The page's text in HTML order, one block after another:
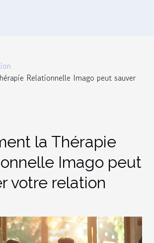
Relationnelle Imago peut sauver
la Thérapie
Imago peut
votre relation